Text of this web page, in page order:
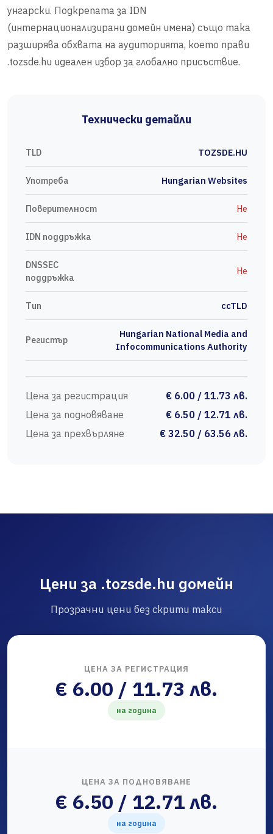
унгарски. Подкрепата за IDN
(интернационализирани домейн имена) също така
разширява обхвата на аудиторията, което прави
.tozsde.hu идеален избор за глобално присъствие.
Технически детайли
TLD TOZSDE.HU
Употреба Hungarian Websites
Поверителност Не
IDN поддръжка Не
DNSSEC
поддръжка
Не
Тип ccTLD
Регистър
Hungarian National Media and
Infocommunications Authority
Цена за регистрация
€ 6.00 / 11.73 лв.
Цена за подновяване
€ 6.50 / 12.71 лв.
Цена за прехвърляне
€ 32.50 / 63.56 лв.
Цени за .tozsde.hu домейн
Прозрачни цени без скрити такси
ЦЕНА ЗА РЕГИСТРАЦИЯ
€ 6.00 / 11.73 лв.
на година
ЦЕНА ЗА ПОДНОВЯВАНЕ
€ 6.50 / 12.71 лв.
на година